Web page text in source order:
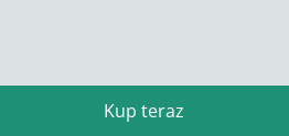
Kup teraz